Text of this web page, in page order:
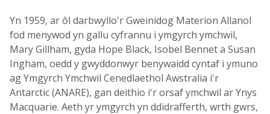
Yn 1959, ar ôl darbwyllo'r Gweinidog Materion Allanol
fod menywod yn gallu cyfrannu i ymgyrch ymchwil,
Mary Gillham, gyda Hope Black, Isobel Bennet a Susan
Ingham, oedd y gwyddonwyr benywaidd cyntaf i ymuno
ag Ymgyrch Ymchwil Cenedlaethol Awstralia i'r
Antarctic (ANARE), gan deithio i'r orsaf ymchwil ar Ynys
Macquarie. Aeth yr ymgyrch yn ddidrafferth, wrth gwrs,